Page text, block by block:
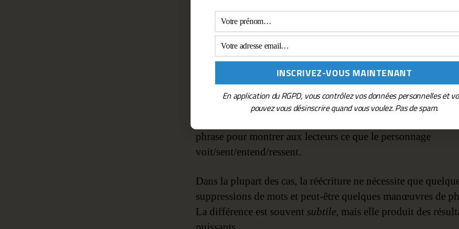
démonstratifs peuvent-
améliorer la
Chaque fois que vous écrivez qu’un personnage a
phrase pour montrer aux lecteurs ce que le personnage
voit/sent/entend/ressent.
Dans la plupart des cas, la réécriture ne nécessite que
suppressions de mots et peut-être quelques manœuvres de
La différence est souvent subtile, mais elle produit des
En application du RGPD, vous contrôlez vos données personnelles et
pouvez vous désinscrire quand vous voulez. Pas de spam.